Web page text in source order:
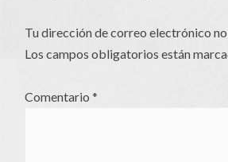
Tu dirección de correo electrónico
Los campos obligatorios están
Comentario*